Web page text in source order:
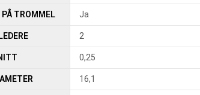
PÅ TROMMEL Ja
2
0,25
16,1